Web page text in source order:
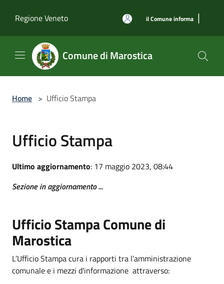
Regione Veneto
il Comune informa |
Comune di Marostica
Home > Ufficio Stampa
Ufficio Stampa
Ultimo aggiornamento: 17 maggio 2023, 08:44
Sezione in aggiornamento ...
Ufficio Stampa Comune di
Marostica
L’Ufficio Stampa cura i rapporti tra l’amministrazione
comunale e i mezzi d'informazione attraverso: